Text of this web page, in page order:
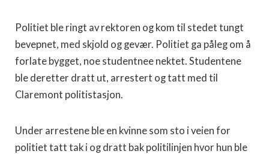
Politiet ble ringt av rektoren og kom til stedet tungt
bevepnet, med skjold og gevær. Politiet ga påleg om å
forlate bygget, noe studentnee nektet. Studentene
ble deretter dratt ut, arrestert og tatt med til
Claremont politistasjon.
Under arrestene ble en kvinne som sto i veien for
politiet tatt tak i og dratt bak politilinjen hvor hun ble